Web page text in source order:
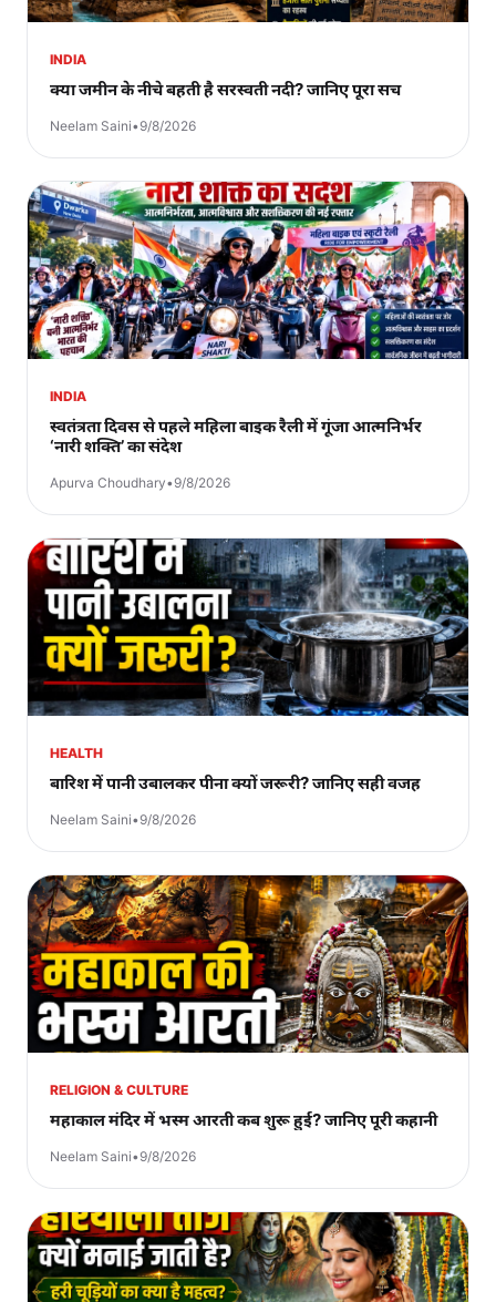
INDIA
क्या जमीन के नीचे बहती है सरस्वती नदी? जानिए पूरा सच
Neelam Saini•9/8/2026
INDIA
स्वतंत्रता दिवस से पहले महिला बाइक रैली में गूंजा आत्मनिर्भर
‘नारी शक्ति’ का संदेश
Apurva Choudhary•9/8/2026
HEALTH
बारिश में पानी उबालकर पीना क्यों जरूरी? जानिए सही वजह
Neelam Saini•9/8/2026
RELIGION & CULTURE
महाकाल मंदिर में भस्म आरती कब शुरू हुई? जानिए पूरी कहानी
Neelam Saini•9/8/2026